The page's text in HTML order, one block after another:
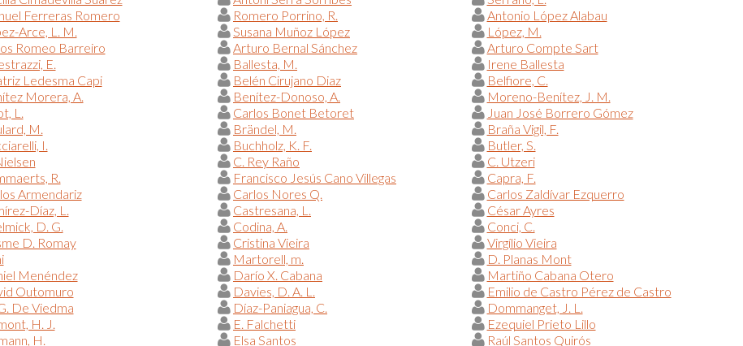
Ferreras Romero Romero Porrino, R.
Antonio López Alabau
Arce, L. M. Susana Muñoz López
López, M.
Romeo Barreiro Arturo Bernal Sánchez
Arturo Compte Sart
E. Ballesta, M.
Irene Ballesta
Ledesma Capi Belén Cirujano Diaz
Belfiore, C.
Morera, A. Benítez-Donoso, A.
Moreno-Benítez, J. M.
L. Carlos Bonet Betoret
Juan José Borrero Gómez
M. Brändel, M.
Braña Vigil, F.
I. Buchholz, K. F.
Butler, S.
C. Rey Raño
C. Utzeri
R. Francisco Jesús Cano Villegas
Capra, F.
Armendariz Carlos Nores Q.
Carlos Zaldívar Ezquerro
Díaz, L. Castresana, L.
César Ayres
D. G. Codina, A.
Conci, C.
D. Romay Cristina Vieira
Virgílio Vieira
Martorell, m.
D. Planas Mont
Menéndez Darío X. Cabana
Martiño Cabana Otero
Outomuro Davies, D. A. L.
Emilio de Castro Pérez de Castro
De Viedma Díaz-Paniagua, C.
Dommanget, J. L.
H. J. E. Falchetti
Ezequiel Prieto Lillo
H. Elsa Santos
Raúl Santos Quirós